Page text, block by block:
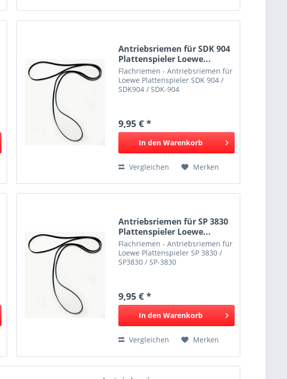
Antriebsriemen für SDK 904
Plattenspieler Loewe...
Flachriemen - Antriebsriemen für
Loewe Plattenspieler SDK 904 /
SDK904 / SDK-904
9,95 € *
In den Warenkorb
Vergleichen Merken
Antriebsriemen für SP 3830
Plattenspieler Loewe...
Flachriemen - Antriebsriemen für
Loewe Plattenspieler SP 3830 /
SP3830 / SP-3830
9,95 € *
In den Warenkorb
Vergleichen Merken